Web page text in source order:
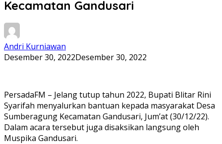
Kecamatan Gandusari
Andri Kurniawan
Desember 30, 2022Desember 30, 2022
PersadaFM – Jelang tutup tahun 2022, Bupati Blitar Rini
Syarifah menyalurkan bantuan kepada masyarakat Desa
Sumberagung Kecamatan Gandusari, Jum’at (30/12/22).
Dalam acara tersebut juga disaksikan langsung oleh
Muspika Gandusari.